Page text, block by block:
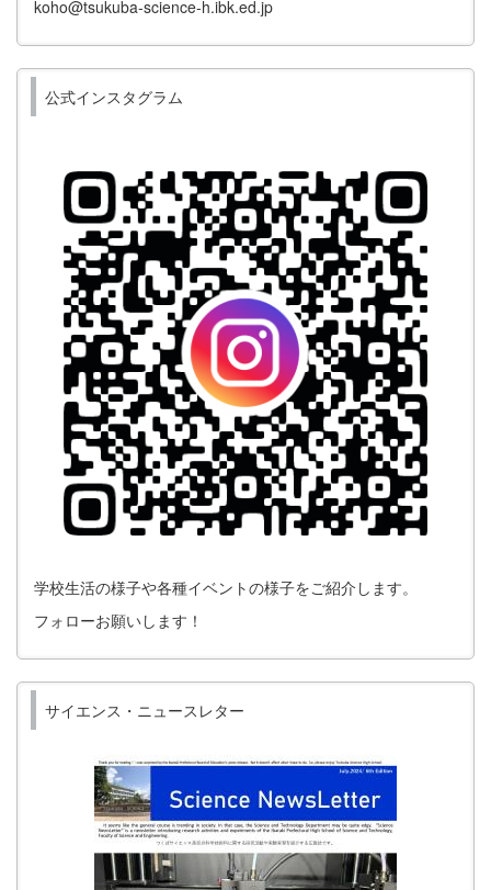
koho@tsukuba-science-h.ibk.ed.jp
公式インスタグラム
学校生活の様子や各種イベントの様子をご紹介します。
フォローお願いします！
サイエンス・ニュースレター